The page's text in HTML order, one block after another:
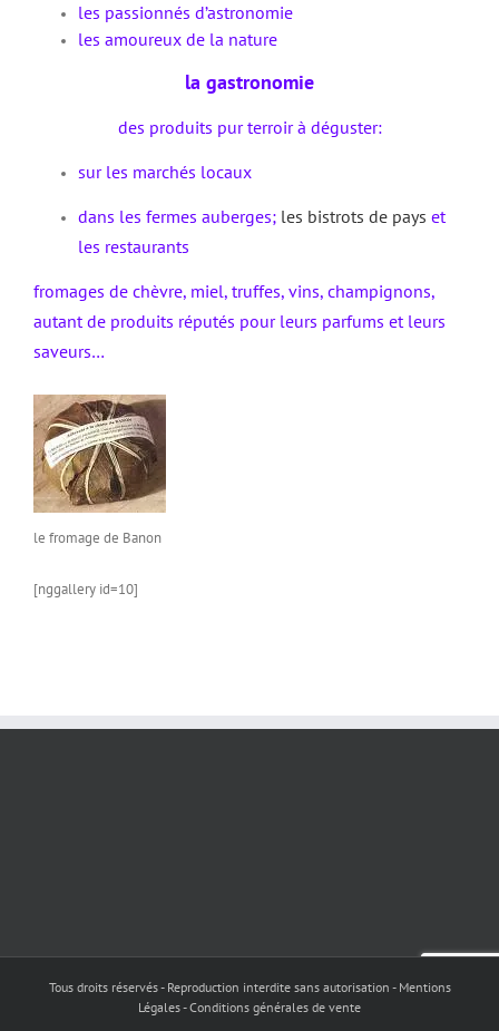
les passionnés d’astronomie
les amoureux de la nature
la gastronomie
des produits pur terroir à déguster:
sur les marchés locaux
dans les fermes auberges; les bistrots de pays et
les restaurants
fromages de chèvre, miel, truffes, vins, champignons,
autant de produits réputés pour leurs parfums et leurs
saveurs…
le fromage de Banon
[nggallery id=10]
Tous droits réservés - Reproduction interdite sans autorisation - Mentions
Légales - Conditions générales de vente